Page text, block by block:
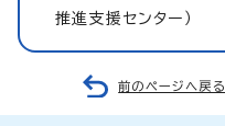
推進支援センター）
前のページへ戻る